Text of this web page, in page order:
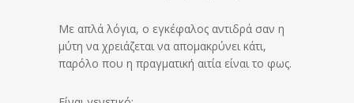
Με απλά λόγια, ο εγκέφαλος αντιδρά σαν η
μύτη να χρειάζεται να απομακρύνει κάτι,
παρόλο που η πραγματική αιτία είναι το φως.